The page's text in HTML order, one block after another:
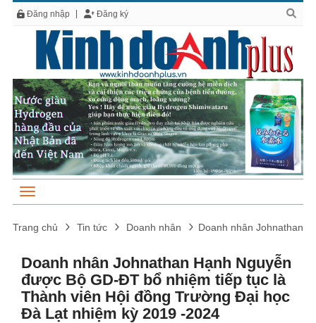
Đăng nhập Đăng ký
Trang chủ Tin tức Doanh nhân Doanh nhân Johnathan
Doanh nhân Johnathan Hạnh Nguyễn
được Bộ GD-ĐT bổ nhiệm tiếp tục là
Thành viên Hội đồng Trường Đại học
Đà Lạt nhiệm kỳ 2019 -2024